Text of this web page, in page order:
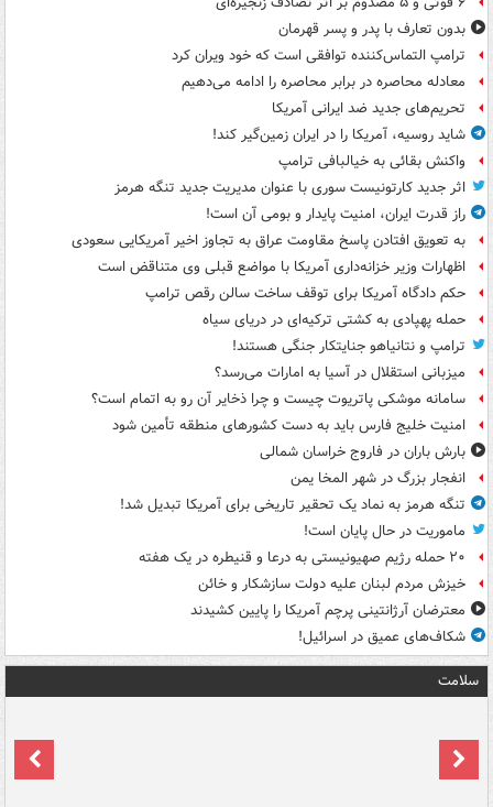
بدون تعارف با پدر و پسر قهرمان
ترامپ التماس‌کننده توافقی است که خود ویران کرد
معادله محاصره در برابر محاصره را ادامه می‌دهیم
تحریم‌های جدید ضد ایرانی آمریکا
شاید روسیه، آمریکا را در ایران زمین‌گیر کند!
واکنش بقائی به خیالبافی ترامپ
اثر جدید کارتونیست سوری با عنوان مدیریت جدید تنگه هرمز
راز قدرت ایران، امنیت پایدار و بومی آن است!
به تعویق افتادن پاسخ مقاومت عراق به تجاوز اخیر آمریکایی سعودی
اظهارات وزیر خزانه‌داری آمریکا با مواضع قبلی وی متناقض است
حکم دادگاه آمریکا برای توقف ساخت سالن رقص ترامپ
حمله پهپادی به کشتی ترکیه‌ای در دریای سیاه
ترامپ و نتانیاهو جنایتکار جنگی هستند!
میزبانی استقلال در آسیا به امارات می‌رسد؟
سامانه موشکی پاتریوت چیست و چرا ذخایر آن رو به اتمام است؟
امنیت خلیج فارس باید به دست کشورهای منطقه تأمین شود
بارش باران در فاروج خراسان شمالی
انفجار بزرگ در شهر المخا یمن
تنگه هرمز به نماد یک تحقیر تاریخی برای آمریکا تبدیل شد!
ماموریت در حال پایان است!
۲۰ حمله رژیم صهیونیستی به درعا و قنیطره در یک هفته
خیزش مردم لبنان علیه دولت سازشکار و خائن
معترضان آرژانتینی پرچم آمریکا را پایین کشیدند
شکاف‌های عمیق در اسرائیل!
سلامت